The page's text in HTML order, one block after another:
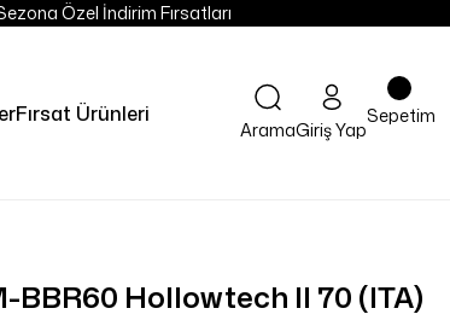
Özel İndirim Fırsatları
Fırsat Ürünleri
AramaGiriş Yap
Sepetim
Hollowtech II 70 (ITA)